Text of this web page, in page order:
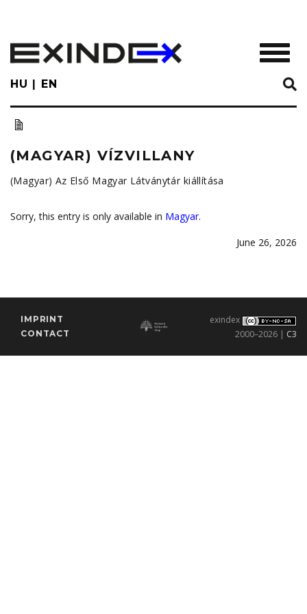
main
content
HU EN
(MAGYAR) VÍZVILLANY
(Magyar) Az Első Magyar Látványtár kiállítása
Sorry, this entry is only available in Magyar.
June 26, 2026
IMPRINT
CONTACT
exindex
2000–2026 | C3